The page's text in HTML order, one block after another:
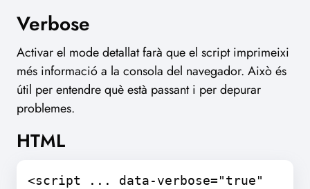
Verbose
Activar el mode detallat farà que el script imprimeixi
més informació a la consola del navegador. Això és
útil per entendre què està passant i per depurar
problemes.
HTML
<script ... data-verbose="true"